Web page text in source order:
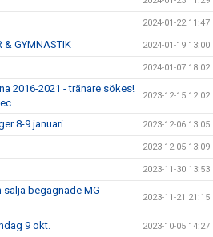
2024-01-22 11:47
& GYMNASTIK 2024-01-19 13:00
2024-01-07 18:02
2016-2021 - tränare sökes!
2023-12-15 12:02
8-9 januari 2023-12-06 13:05
2023-12-05 13:09
2023-11-30 13:53
sälja begagnade MG-
2023-11-21 21:15
9 okt. 2023-10-05 14:27